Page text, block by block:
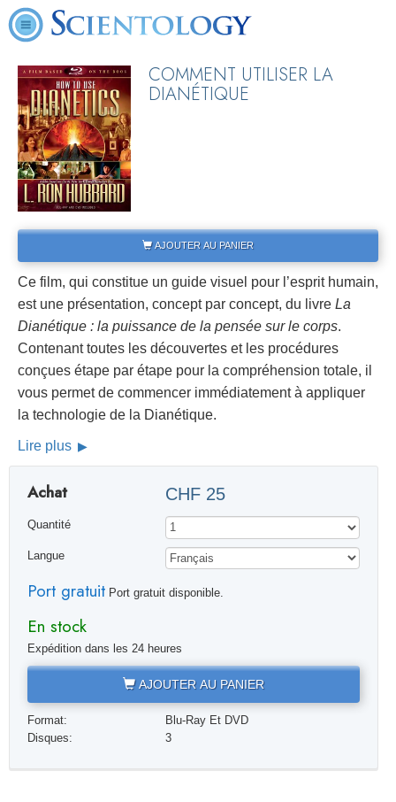
COMMENT UTILISER LA
DIANÉTIQUE
AJOUTER AU PANIER
Ce film, qui constitue un guide visuel pour l’esprit humain,
est une présentation, concept par concept, du livre La
Dianétique : la puissance de la pensée sur le corps.
Contenant toutes les découvertes et les procédures
conçues étape par étape pour la compréhension totale, il
vous permet de commencer immédiatement à appliquer
la technologie de la Dianétique.
Lire plus
Achat CHF 25
Quantité
Langue
Port gratuitPort gratuit disponible.
En stock
Expédition dans les 24 heures
AJOUTER AU PANIER
Format:
Blu-Ray Et DVD
Disques:
3